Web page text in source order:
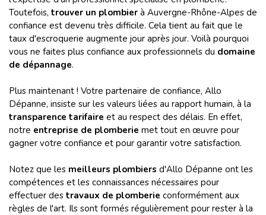
Toutefois, trouver un plombier à Auvergne-Rhône-Alpes de
confiance est devenu très difficile. Cela tient au fait que le
taux d'escroquerie augmente jour après jour. Voilà pourquoi
vous ne faites plus confiance aux professionnels du domaine
de dépannage.
Plus maintenant ! Votre partenaire de confiance, Allo
Dépanne, insiste sur les valeurs liées au rapport humain, à la
transparence tarifaire et au respect des délais. En effet,
notre entreprise de plomberie met tout en œuvre pour
gagner votre confiance et pour garantir votre satisfaction.
Notez que les meilleurs plombiers d'Allo Dépanne ont les
compétences et les connaissances nécessaires pour
effectuer des travaux de plomberie conformément aux
règles de l'art. Ils sont formés régulièrement pour rester à la